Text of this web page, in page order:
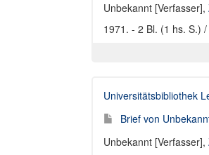
Unbekannt [Verfasser],
1971. - 2 Bl. (1 hs. S.)
Universitätsbibliothek
Brief von
Unbekannt [Verfasser],